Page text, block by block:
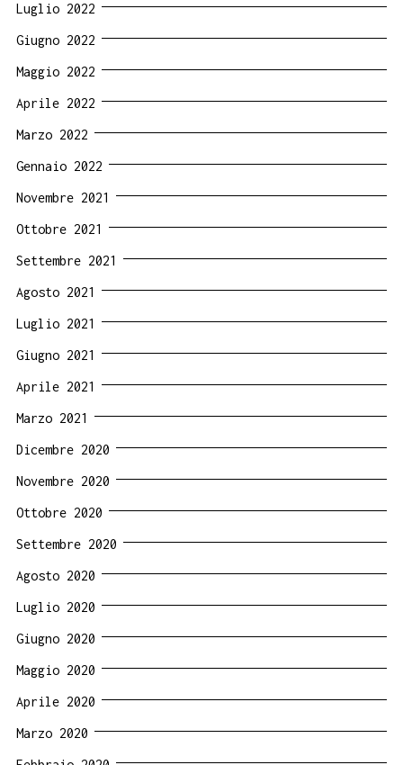
Luglio 2022
Giugno 2022
Maggio 2022
Aprile 2022
Marzo 2022
Gennaio 2022
Novembre 2021
Ottobre 2021
Settembre 2021
Agosto 2021
Luglio 2021
Giugno 2021
Aprile 2021
Marzo 2021
Dicembre 2020
Novembre 2020
Ottobre 2020
Settembre 2020
Agosto 2020
Luglio 2020
Giugno 2020
Maggio 2020
Aprile 2020
Marzo 2020